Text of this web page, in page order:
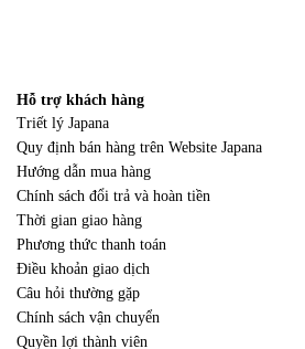
Hỗ trợ khách hàng
Triết lý Japana
Quy định bán hàng trên Website Japana
Hướng dẫn mua hàng
Chính sách đổi trả và hoàn tiền
Thời gian giao hàng
Phương thức thanh toán
Điều khoản giao dịch
Câu hỏi thường gặp
Chính sách vận chuyển
Quyền lợi thành viên